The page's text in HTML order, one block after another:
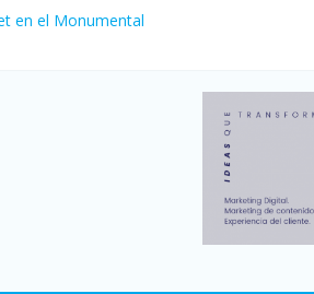
en el Monumental
y consumo turístico: 4,6 millones
en julio: bajó un 12,6% interanual